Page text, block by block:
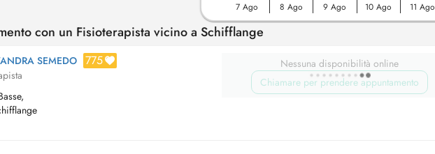
7 Ago 8 Ago 9 Ago 10 Ago 11 Ago
con un Fisioterapista vicino a Schifflange
SEMEDO 775
Nessuna disponibilità online
Chiamare per prendere appuntamento